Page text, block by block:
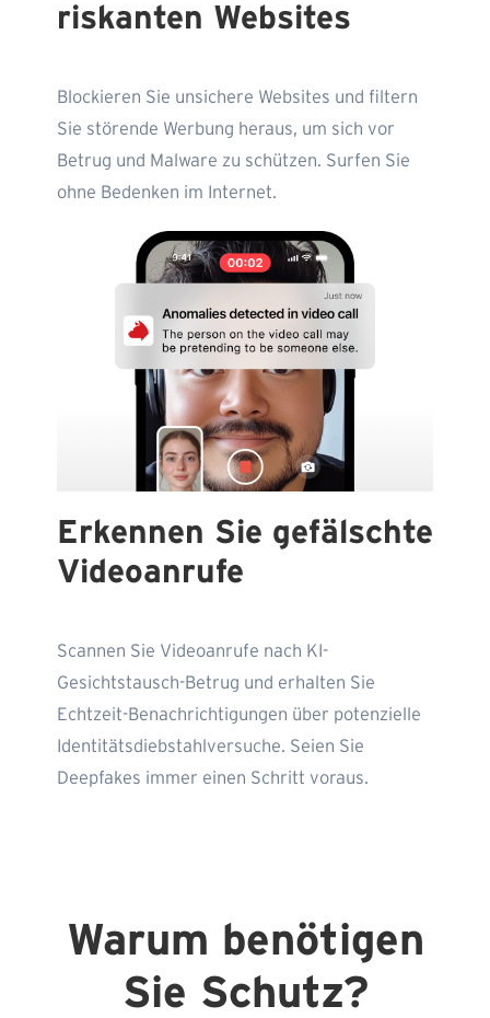
riskanten Websites
Blockieren Sie unsichere Websites und filtern
Sie störende Werbung heraus, um sich vor
Betrug und Malware zu schützen. Surfen Sie
ohne Bedenken im Internet.
Erkennen Sie gefälschte
Videoanrufe
Scannen Sie Videoanrufe nach KI-
Gesichtstausch-Betrug und erhalten Sie
Echtzeit-Benachrichtigungen über potenzielle
Identitätsdiebstahlversuche. Seien Sie
Deepfakes immer einen Schritt voraus.
Warum benötigen
Sie Schutz?